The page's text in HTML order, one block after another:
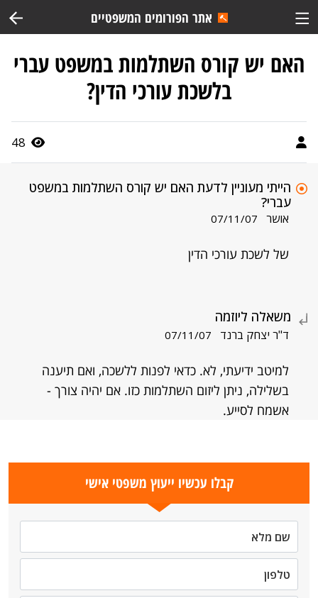
אתר הפורומים המשפטיים
האם יש קורס השתלמות במשפט עברי
בלשכת עורכי הדין?
48
הייתי מעוניין לדעת האם יש קורס השתלמות במשפט
עברי?
אושר 07/11/07
של לשכת עורכי הדין
משאלה ליוזמה
ד"ר יצחק ברנד 07/11/07
למיטב ידיעתי, לא. כדאי לפנות ללשכה, ואם תיענה
בשלילה, ניתן ליזום השתלמות כזו. אם יהיה צורך -
אשמח לסייע.
קבלו עכשיו ייעוץ משפטי אישי